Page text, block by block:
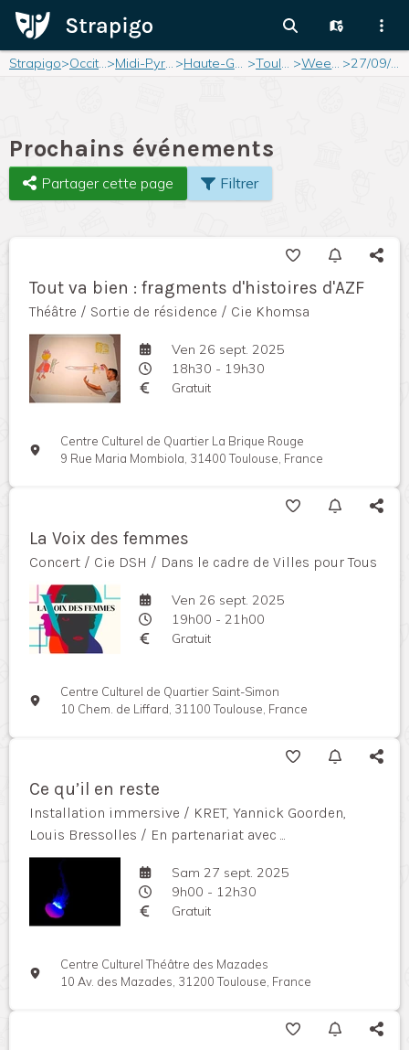
Strapigo> Occitanie> Midi-Pyrénées > Haute-Garonne > Toulouse > Weekend > 27/09/2025
Prochains événements
Partager cette page Filtrer
Tout va bien : fragments d'histoires d'AZF
Théâtre / Sortie de résidence / Cie Khomsa
Ven 26 sept. 2025
18h30 - 19h30
Gratuit
Centre Culturel de Quartier La Brique Rouge
9 Rue Maria Mombiola, 31400 Toulouse, France
La Voix des femmes
Concert / Cie DSH / Dans le cadre de Villes pour Tous
Ven 26 sept. 2025
19h00 - 21h00
Gratuit
Centre Culturel de Quartier Saint-Simon
10 Chem. de Liffard, 31100 Toulouse, France
Ce qu’il en reste
Installation immersive / KRET, Yannick Goorden,
Louis Bressolles / En partenariat avec ...
Sam 27 sept. 2025
9h00 - 12h30
Gratuit
Centre Culturel Théâtre des Mazades
10 Av. des Mazades, 31200 Toulouse, France